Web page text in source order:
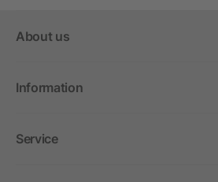
About us
Information
Service